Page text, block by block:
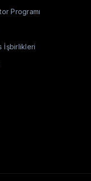
Programı
İşbirlikleri